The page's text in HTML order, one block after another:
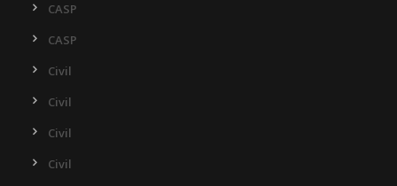
CASP
CASP
Civil
Civil
Civil
Civil